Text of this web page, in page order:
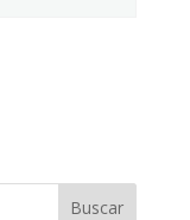
Buscar